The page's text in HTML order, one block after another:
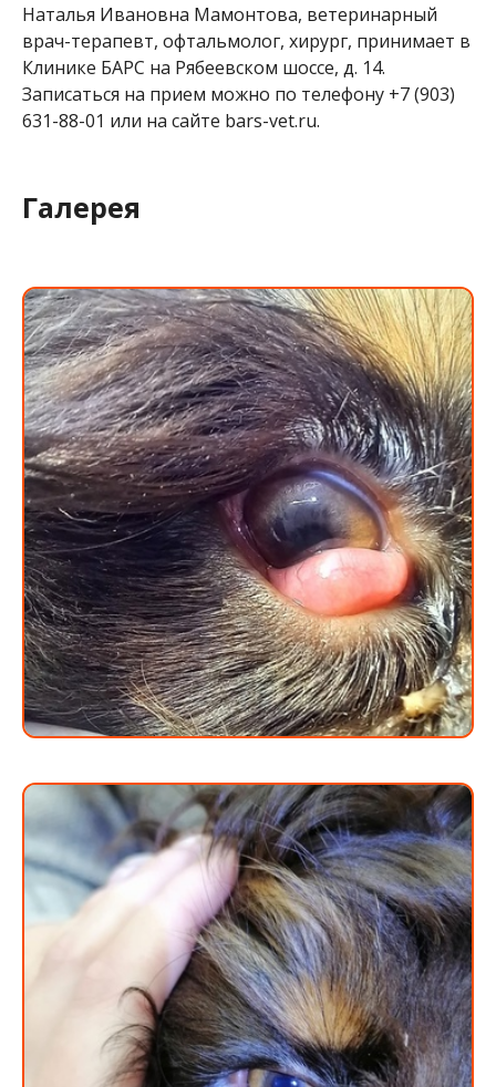
Наталья Ивановна Мамонтова, ветеринарный
врач-терапевт, офтальмолог, хирург, принимает в
Клинике БАРС на Рябеевском шоссе, д. 14.
Записаться на прием можно по телефону +7 (903)
631-88-01 или на сайте bars-vet.ru.
Галерея